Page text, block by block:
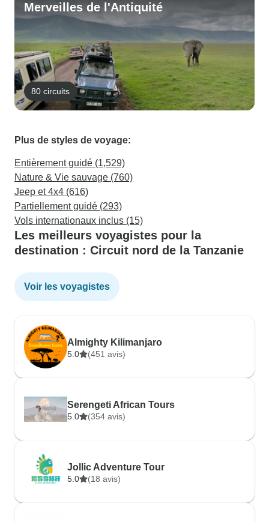
Merveilles de l'Antiquité
80 circuits
Plus de styles de voyage:
Entièrement guidé (1,529)
Nature & Vie sauvage (760)
Jeep et 4x4 (616)
Partiellement guidé (293)
Vols internationaux inclus (15)
Les meilleurs voyagistes pour la
destination : Circuit nord de la Tanzanie
Voir les voyagistes
Almighty Kilimanjaro
5.0 (451 avis)
Serengeti African Tours
5.0 (354 avis)
Jollic Adventure Tour
5.0 (18 avis)